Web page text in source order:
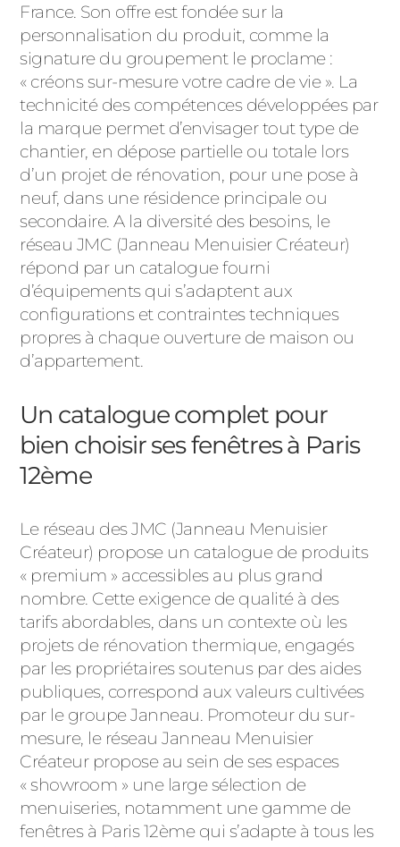
France. Son offre est fondée sur la
personnalisation du produit, comme la
signature du groupement le proclame :
« créons sur-mesure votre cadre de vie ». La
technicité des compétences développées par
la marque permet d’envisager tout type de
chantier, en dépose partielle ou totale lors
d’un projet de rénovation, pour une pose à
neuf, dans une résidence principale ou
secondaire. A la diversité des besoins, le
réseau JMC (Janneau Menuisier Créateur)
répond par un catalogue fourni
d’équipements qui s’adaptent aux
configurations et contraintes techniques
propres à chaque ouverture de maison ou
d’appartement.
Un catalogue complet pour
bien choisir ses fenêtres à Paris
12ème
Le réseau des JMC (Janneau Menuisier
Créateur) propose un catalogue de produits
« premium » accessibles au plus grand
nombre. Cette exigence de qualité à des
tarifs abordables, dans un contexte où les
projets de rénovation thermique, engagés
par les propriétaires soutenus par des aides
publiques, correspond aux valeurs cultivées
par le groupe Janneau. Promoteur du sur-
mesure, le réseau Janneau Menuisier
Créateur propose au sein de ses espaces
« showroom » une large sélection de
menuiseries, notamment une gamme de
fenêtres à Paris 12ème qui s’adapte à tous les
ACIER